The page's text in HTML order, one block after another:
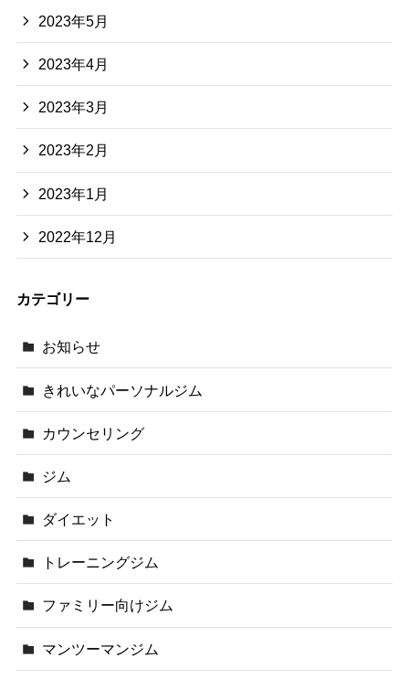
2023年5月
2023年4月
2023年3月
2023年2月
2023年1月
2022年12月
カテゴリー
お知らせ
きれいなパーソナルジム
カウンセリング
ジム
ダイエット
トレーニングジム
ファミリー向けジム
マンツーマンジム